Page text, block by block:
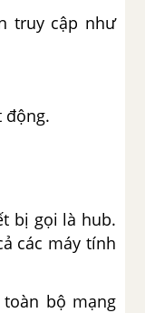
truy cập như
động.
bị gọi là hub.
các máy tính
bộ mạng